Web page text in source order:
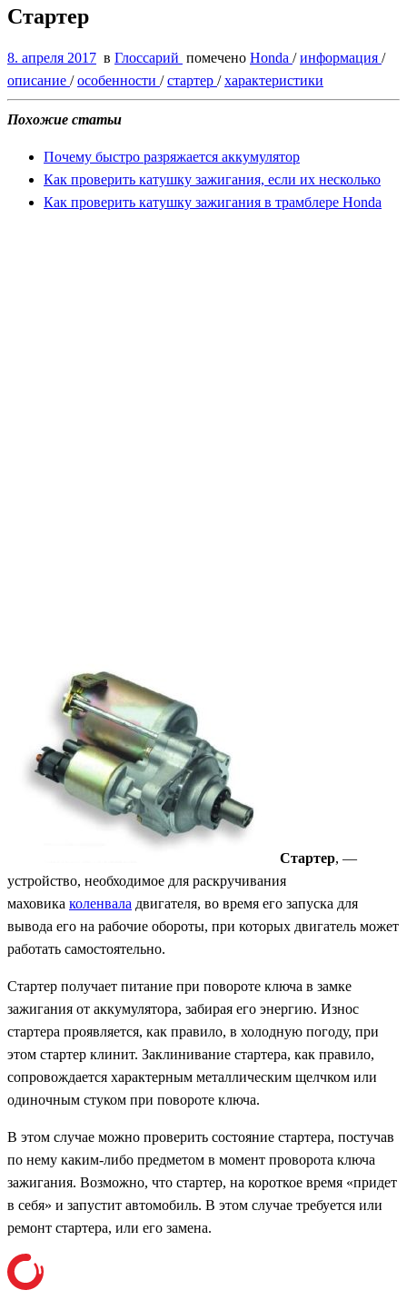
Стартер
8. апреля 2017 в Глоссарий помечено Honda /информация /
описание /особенности /стартер /характеристики
Похожие статьи
Почему быстро разряжается аккумулятор
Как проверить катушку зажигания, если их несколько
Как проверить катушку зажигания в трамблере Honda
Стартер, —
устройство, необходимое для раскручивания
маховика коленвала двигателя, во время его запуска для
вывода его на рабочие обороты, при которых двигатель может
работать самостоятельно.
Стартер получает питание при повороте ключа в замке
зажигания от аккумулятора, забирая его энергию. Износ
стартера проявляется, как правило, в холодную погоду, при
этом стартер клинит. Заклинивание стартера, как правило,
сопровождается характерным металлическим щелчком или
одиночным стуком при повороте ключа.
В этом случае можно проверить состояние стартера, постучав
по нему каким-либо предметом в момент проворота ключа
зажигания. Возможно, что стартер, на короткое время «придет
в себя» и запустит автомобиль. В этом случае требуется или
ремонт стартера, или его замена.